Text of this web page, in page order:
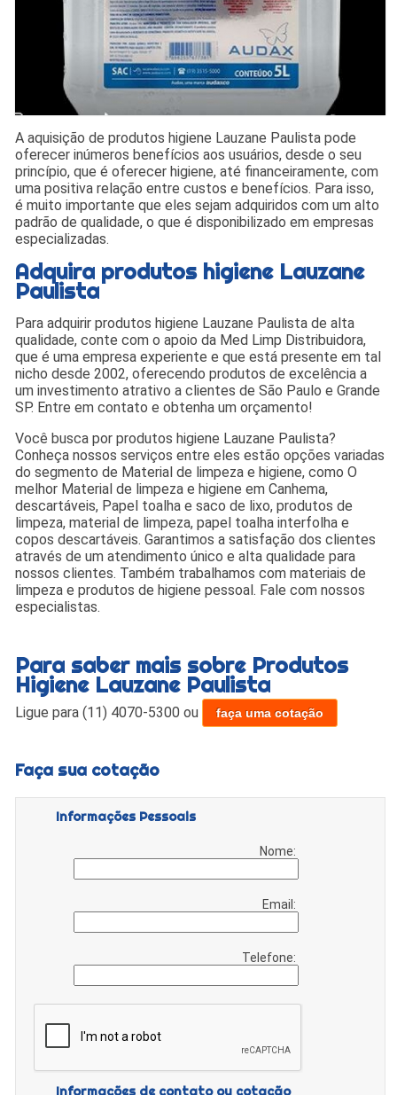
A aquisição de produtos higiene Lauzane Paulista pode
oferecer inúmeros benefícios aos usuários, desde o seu
princípio, que é oferecer higiene, até financeiramente, com
uma positiva relação entre custos e benefícios. Para isso,
é muito importante que eles sejam adquiridos com um alto
padrão de qualidade, o que é disponibilizado em empresas
especializadas.
Adquira produtos higiene Lauzane
Paulista
Para adquirir produtos higiene Lauzane Paulista de alta
qualidade, conte com o apoio da Med Limp Distribuidora,
que é uma empresa experiente e que está presente em tal
nicho desde 2002, oferecendo produtos de excelência a
um investimento atrativo a clientes de São Paulo e Grande
SP. Entre em contato e obtenha um orçamento!
Você busca por produtos higiene Lauzane Paulista?
Conheça nossos serviços entre eles estão opções variadas
do segmento de Material de limpeza e higiene, como O
melhor Material de limpeza e higiene em Canhema,
descartáveis, Papel toalha e saco de lixo, produtos de
limpeza, material de limpeza, papel toalha interfolha e
copos descartáveis. Garantimos a satisfação dos clientes
através de um atendimento único e alta qualidade para
nossos clientes. Também trabalhamos com materiais de
limpeza e produtos de higiene pessoal. Fale com nossos
especialistas.
Para saber mais sobre Produtos
Higiene Lauzane Paulista
Ligue para(11) 4070-5300 ou faça uma cotação
Faça sua cotação
Informações Pessoais
Nome:
Email:
Telefone:
Informações de contato ou cotação